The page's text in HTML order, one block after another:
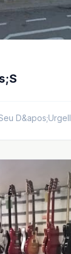
D&apos;Urgell